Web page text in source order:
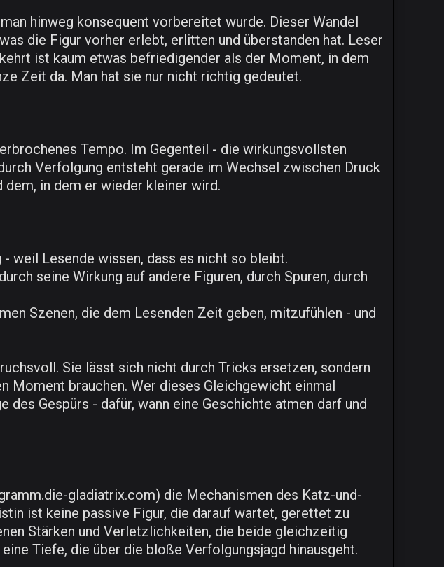
hinweg konsequent vorbereitet wurde. Dieser Wandel
die Figur vorher erlebt, erlitten und überstanden hat. Leser
ist kaum etwas befriedigender als der Moment, in dem
Zeit da. Man hat sie nur nicht richtig gedeutet.
Tempo. Im Gegenteil - die wirkungsvollsten
Verfolgung entsteht gerade im Wechsel zwischen Druck
in dem er wieder kleiner wird.
weil Lesende wissen, dass es nicht so bleibt.
seine Wirkung auf andere Figuren, durch Spuren, durch
Szenen, die dem Lesenden Zeit geben, mitzufühlen - und
Sie lässt sich nicht durch Tricks ersetzen, sondern
Moment brauchen. Wer dieses Gleichgewicht einmal
Gespürs - dafür, wann eine Geschichte atmen darf und
gladiatrix.com) die Mechanismen des Katz-und-
ist keine passive Figur, die darauf wartet, gerettet zu
Stärken und Verletzlichkeiten, die beide gleichzeitig
Tiefe, die über die bloße Verfolgungsjagd hinausgeht.